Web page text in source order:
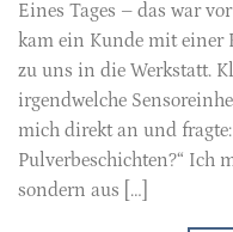
Eines Tages – das war
kam ein Kunde mit einer
zu uns in die Werkstatt.
irgendwelche
mich direkt an und
Pulverbeschichten?“ Ich
sondern aus […]